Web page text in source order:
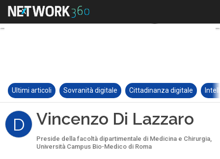
Ultimi articoli Sovranità digitale Cittadinanza digitale
D Vincenzo Di Lazzaro
Preside della facoltà dipartimentale di Medicina e Chirurgia,
Università Campus Bio-Medico di Roma